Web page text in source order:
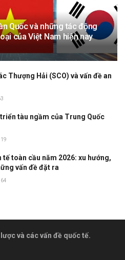
Quốc và những tác động
của Việt Nam hiện nay
Thượng Hải (SCO) và vấn đề an
tàu ngầm của Trung Quốc
tế toàn cầu năm 2026: xu hướng,
vấn đề đặt ra
và các vấn đề quốc tế.